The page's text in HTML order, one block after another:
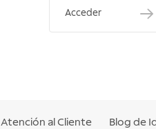
Acceder
Atención al Cliente Blog de